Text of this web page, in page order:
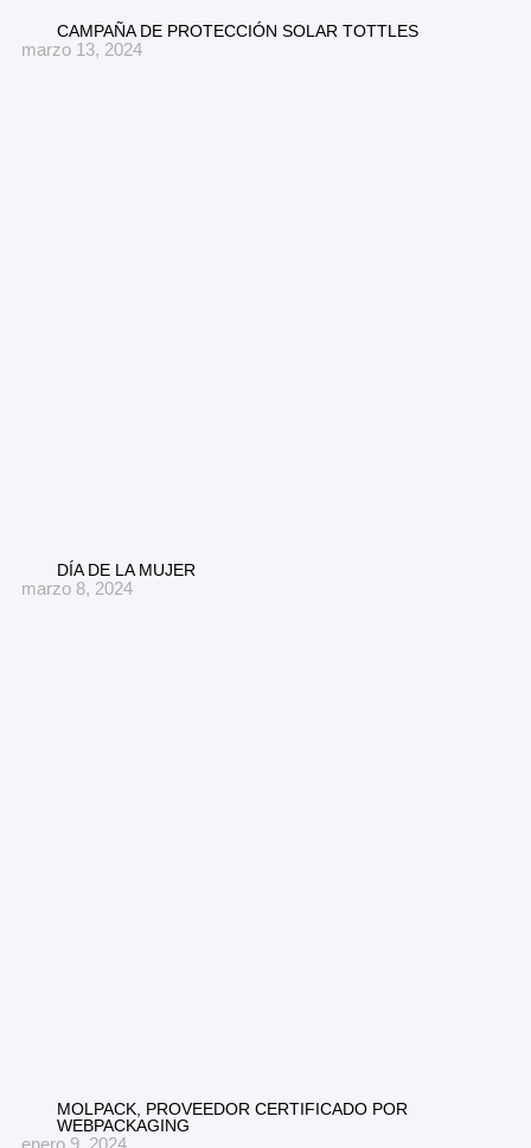
CAMPAÑA DE PROTECCIÓN SOLAR TOTTLES
marzo 13, 2024
DÍA DE LA MUJER
marzo 8, 2024
MOLPACK, PROVEEDOR CERTIFICADO POR
WEBPACKAGING
enero 9, 2024